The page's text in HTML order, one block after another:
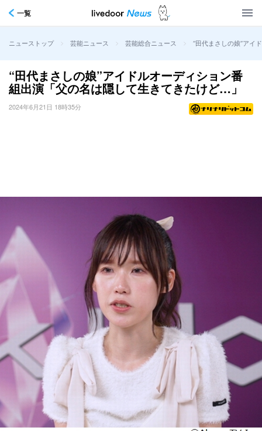
一覧
ニューストップ > 芸能ニュース > 芸能総合ニュース > “田代まさしの娘”アイ
“田代まさしの娘”アイドルオーディション番
組出演「父の名は隠して生きてきたけど…」
2024年6月21日 18時35分